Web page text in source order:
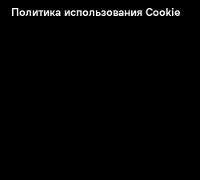
Политика использования Cookie